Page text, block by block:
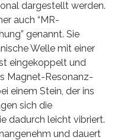
dargestellt werden.
auch “MR-
genannt. Sie
Welle mit einer
eingekoppelt und
Magnet-Resonanz-
einem Stein, der ins
sich die
dadurch leicht vibriert.
und dauert